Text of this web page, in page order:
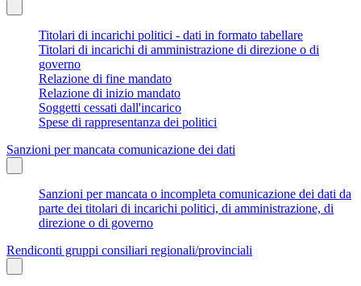
Titolari di incarichi politici - dati in formato tabellare
Titolari di incarichi di amministrazione di direzione o di
governo
Relazione di fine mandato
Relazione di inizio mandato
Soggetti cessati dall'incarico
Spese di rappresentanza dei politici
Sanzioni per mancata comunicazione dei dati
Sanzioni per mancata o incompleta comunicazione dei dati da
parte dei titolari di incarichi politici, di amministrazione, di
direzione o di governo
Rendiconti gruppi consiliari regionali/provinciali